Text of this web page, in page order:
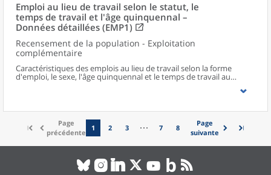
Emploi au lieu de travail selon le statut, le
temps de travail et l'âge quinquennal –
Données détaillées (EMP1)
Recensement de la population - Exploitation
complémentaire
Caractéristiques des emplois au lieu de travail selon la forme
d'emploi, le sexe, l'âge quinquennal et le temps de travail au
niveau communal et supracommunal pour la France hors
Page
précédente
1 2 3 7 8
Page
suivante